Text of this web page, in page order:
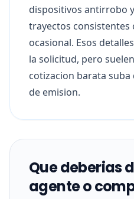
dispositivos antirrobo
trayectos consistentes
ocasional. Esos
la solicitud, pero
cotizacion barata suba
de emision.
Que deberias
agente o